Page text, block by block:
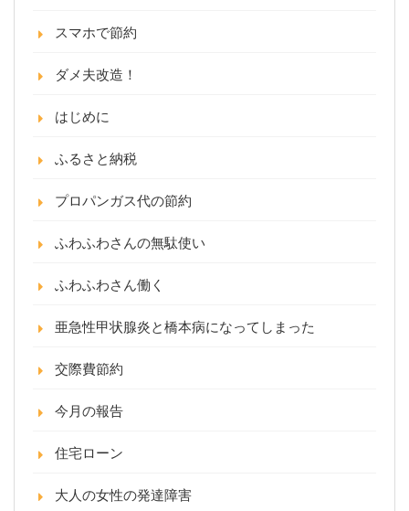
スマホで節約
ダメ夫改造！
はじめに
ふるさと納税
プロパンガス代の節約
ふわふわさんの無駄使い
ふわふわさん働く
亜急性甲状腺炎と橋本病になってしまった
交際費節約
今月の報告
住宅ローン
大人の女性の発達障害